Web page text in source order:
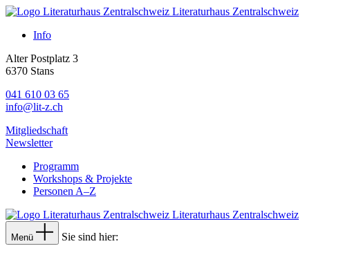
Literaturhaus Zentralschweiz
Info
Alter Postplatz 3
6370 Stans
041 610 03 65
info@lit-z.ch
Mitgliedschaft
Newsletter
Programm
Workshops & Projekte
Personen A–Z
Literaturhaus Zentralschweiz
Menü Sie sind hier: